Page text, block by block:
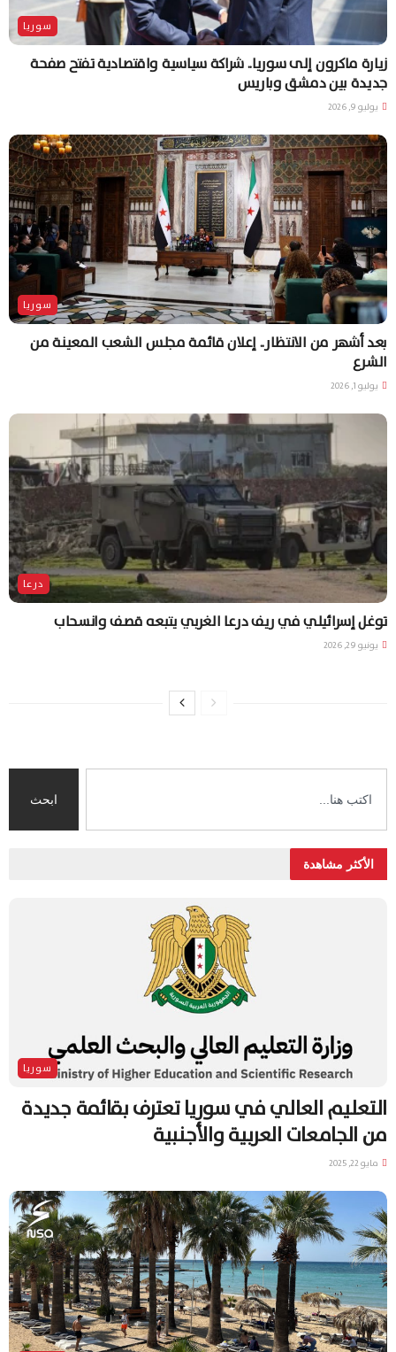
سوريا
زيارة ماكرون إلى سوريا.. شراكة سياسية واقتصادية تفتح صفحة
جديدة بين دمشق وباريس
يوليو 9, 2026
سوريا
بعد أشهر من الانتظار.. إعلان قائمة مجلس الشعب المعينة من
الشرع
يوليو 1, 2026
درعا
توغل إسرائيلي في ريف درعا الغربي يتبعه قصف وانسحاب
يونيو 29, 2026
ابحث
الأكثر مشاهدة
سوريا
التعليم العالي في سوريا تعترف بقائمة جديدة
من الجامعات العربية والأجنبية
مايو 22, 2025